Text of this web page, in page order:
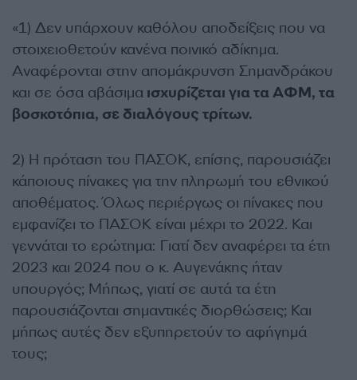
«1) Δεν υπάρχουν καθόλου αποδείξεις που να
στοιχειοθετούν κανένα ποινικό αδίκημα.
Αναφέρονται στην απομάκρυνση Σημανδράκου
και σε όσα αβάσιμα ισχυρίζεται για τα ΑΦΜ, τα
βοσκοτόπια, σε διαλόγους τρίτων.
2) Η πρόταση του ΠΑΣΟΚ, επίσης, παρουσιάζει
κάποιους πίνακες για την πληρωμή του εθνικού
αποθέματος. Όλως περιέργως οι πίνακες που
εμφανίζει το ΠΑΣΟΚ είναι μέχρι το 2022. Και
γεννάται το ερώτημα: Γιατί δεν αναφέρει τα έτη
2023 και 2024 που ο κ. Αυγενάκης ήταν
υπουργός; Μήπως, γιατί σε αυτά τα έτη
παρουσιάζονται σημαντικές διορθώσεις; Και
μήπως αυτές δεν εξυπηρετούν το αφήγημά
τους;